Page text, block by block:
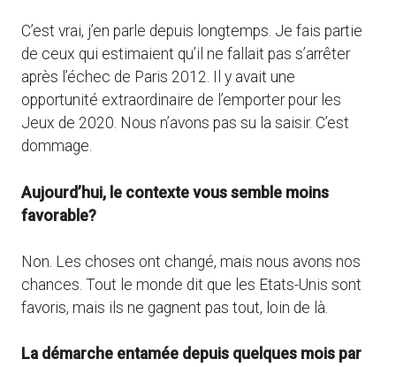
C’est vrai, j’en parle depuis longtemps. Je fais partie
de ceux qui estimaient qu’il ne fallait pas s’arrêter
après l’échec de Paris 2012. Il y avait une
opportunité extraordinaire de l’emporter pour les
Jeux de 2020. Nous n’avons pas su la saisir. C’est
dommage.
Aujourd’hui, le contexte vous semble moins
favorable?
Non. Les choses ont changé, mais nous avons nos
chances. Tout le monde dit que les Etats-Unis sont
favoris, mais ils ne gagnent pas tout, loin de là.
La démarche entamée depuis quelques mois par